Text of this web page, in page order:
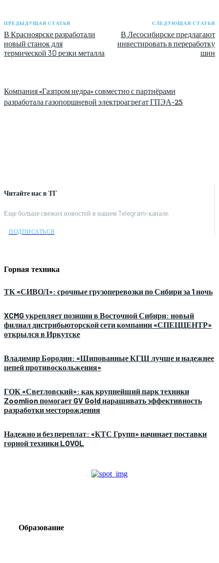
Читайте нас в ТГ
Еще больше свежих новостей в нашем Telegram-канале.
ПОДПИСАТЬСЯ
Горная техника
ТК «СИВОЛ»: срочные грузоперевозки по Сибири за 1 ночь
XCMG укрепляет позиции в Восточной Сибири: новый
филиал дистрибьюторской сети компании «СПЕЦЦЕНТР»
открылся в Иркутске
Владимир Бородин: «Шипованные КГШ лучше и надежнее
цепей противоскольжения»
ГОК «Светловский»: как крупнейший парк техники
Zoomlion помогает GV Gold наращивать эффективность
разработки месторождения
Надежно и без переплат: «КТС Групп» начинает поставки
горной техники LOVOL
Образование
ПРЕДЫДУЩАЯ СТАТЬЯ
В Красноярске разработали
новый станок для
термической 3D резки металла
СЛЕДУЮЩАЯ СТАТЬЯ
В Лесосибирске предлагают
инвестировать в переработку
шин
Компания «Газпром недра» совместно с партнёрами
разработала газопоршневой электроагрегат ГПЭА-25